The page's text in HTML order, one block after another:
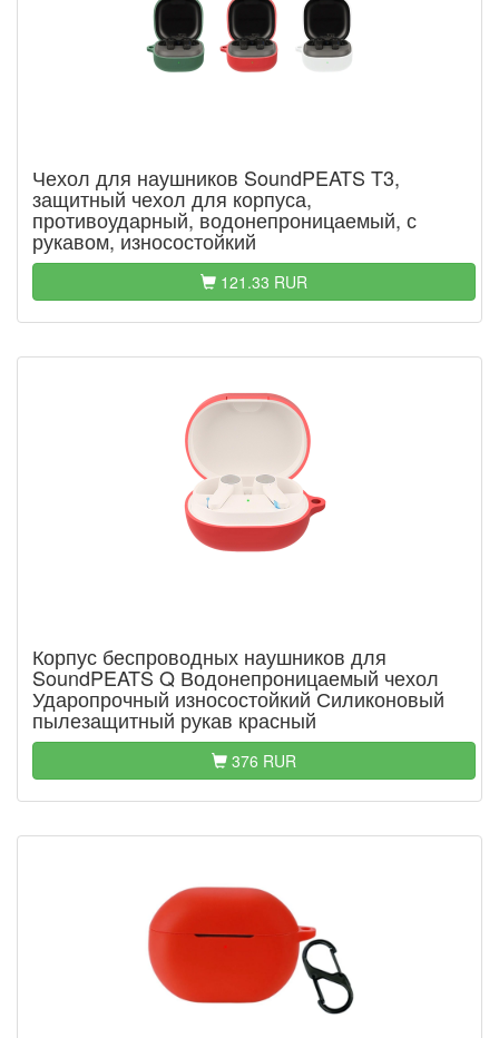
Чехол для наушников SoundPEATS T3,
защитный чехол для корпуса,
противоударный, водонепроницаемый, с
рукавом, износостойкий
121.33 RUR
Корпус беспроводных наушников для
SoundPEATS Q Водонепроницаемый чехол
Ударопрочный износостойкий Силиконовый
пылезащитный рукав красный
376 RUR